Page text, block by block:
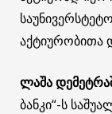
აქტიურობითა
ლაშა
ბანკი“-ს